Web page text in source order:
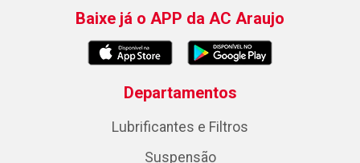
Baixe já o APP da AC Araujo
Departamentos
Lubrificantes e Filtros
Suspensão